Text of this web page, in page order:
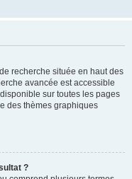
recherche située en haut des
avancée est accessible
sur toutes les pages
des thèmes graphiques
?